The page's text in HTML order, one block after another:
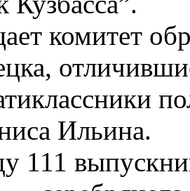
комитет
Ильина.
111